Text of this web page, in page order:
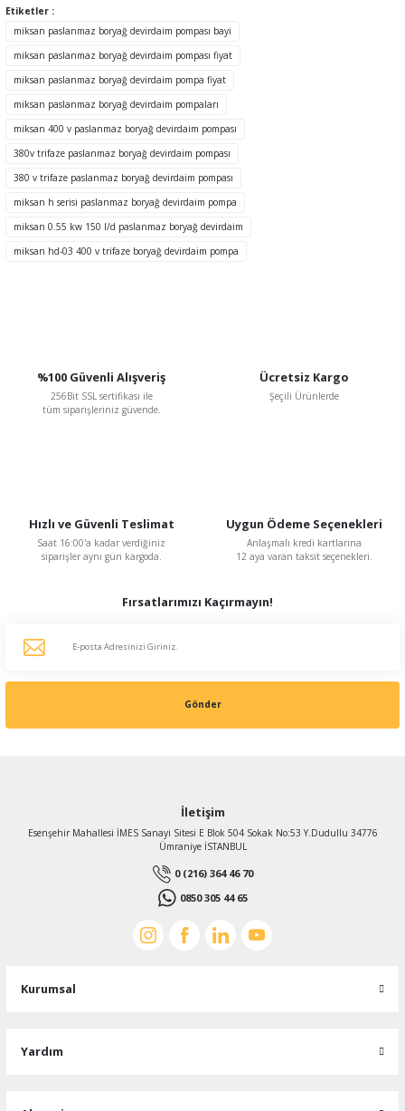
tarafımıza iletebilirsiniz.
Görüş ve önerileriniz için teşekkür ederiz.
Ürün açıklamasında eksik bilgiler bulunuyor.
Ürün bilgilerinde hatalar bulunuyor.
Ürün fiyatı diğer sitelerden daha pahalı.
Bu ürüne benzer farklı alternatifler olmalı.
Etiketler :
miksan paslanmaz boryağ devirdaim pompası bayi
miksan paslanmaz boryağ devirdaim pompası fiyat
miksan paslanmaz boryağ devirdaim pompa fiyat
miksan paslanmaz boryağ devirdaim pompaları
miksan 400 v paslanmaz boryağ devirdaim pompası
380v trifaze paslanmaz boryağ devirdaim pompası
380 v trifaze paslanmaz boryağ devirdaim pompası
miksan h serisi paslanmaz boryağ devirdaim pompa
miksan 0.55 kw 150 l/d paslanmaz boryağ devirdaim
miksan hd-03 400 v trifaze boryağ devirdaim pompa
%100 Güvenli Alışveriş
256Bit SSL sertifikası ile
tüm siparişleriniz güvende.
Ücretsiz Kargo
Şeçili Ürünlerde
Hızlı ve Güvenli Teslimat
Saat 16:00'a kadar verdiğiniz
siparişler aynı gün kargoda.
Uygun Ödeme Seçenekleri
Anlaşmalı kredi kartlarına
12 aya varan taksit seçenekleri.
Fırsatlarımızı Kaçırmayın!
Gönder
İletişim
Esenşehir Mahallesi İMES Sanayi Sitesi E Blok 504 Sokak No:53 Y.Dudullu 34776
Ümraniye İSTANBUL
0 (216) 364 46 70
0850 305 44 65
Kurumsal
Yardım